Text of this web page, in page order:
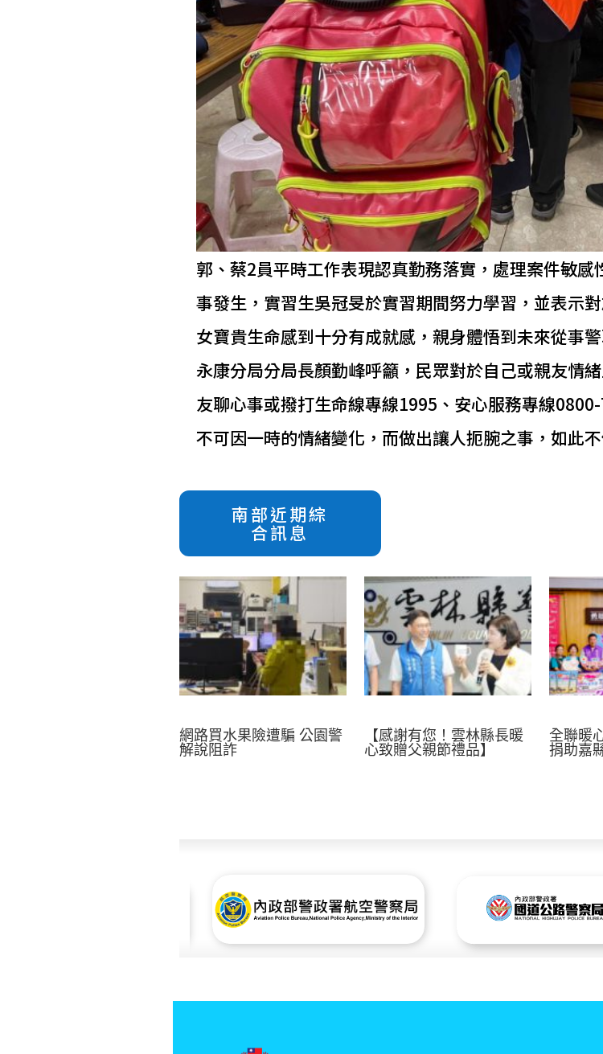
郭、蔡2員平時工作表現認真勤務落實，處理案件敏
事發生，實習生吳冠旻於實習期間努力學習，並表示
女寶貴生命感到十分有成就感，親身體悟到未來從事
永康分局分局長顏勤峰呼籲，民眾對於自己或親友情
友聊心事或撥打生命線專線1995、安心服務專線
不可因一時的情緒變化，而做出讓人扼腕之事，如此
南部近期綜
合訊息
網路買水果險遭騙 公園警
解說阻詐
【感謝有您！雲林縣長暖
心致贈父親節禮品】
全聯暖
捐助嘉